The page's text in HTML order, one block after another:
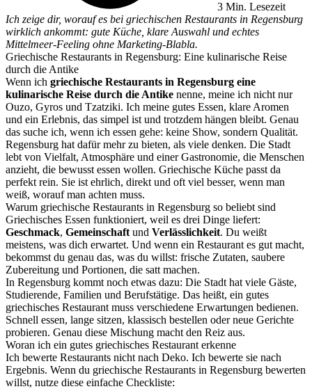
3 Min. Lesezeit
Ich zeige dir, worauf es bei griechischen Restaurants in Regensburg
wirklich ankommt: gute Küche, klare Auswahl und echtes
Mittelmeer-Feeling ohne Marketing-Blabla.
Griechische Restaurants in Regensburg: Eine kulinarische Reise
durch die Antike
Wenn ich griechische Restaurants in Regensburg eine
kulinarische Reise durch die Antike nenne, meine ich nicht nur
Ouzo, Gyros und Tzatziki. Ich meine gutes Essen, klare Aromen
und ein Erlebnis, das simpel ist und trotzdem hängen bleibt. Genau
das suche ich, wenn ich essen gehe: keine Show, sondern Qualität.
Regensburg hat dafür mehr zu bieten, als viele denken. Die Stadt
lebt von Vielfalt, Atmosphäre und einer Gastronomie, die Menschen
anzieht, die bewusst essen wollen. Griechische Küche passt da
perfekt rein. Sie ist ehrlich, direkt und oft viel besser, wenn man
weiß, worauf man achten muss.
Warum griechische Restaurants in Regensburg so beliebt sind
Griechisches Essen funktioniert, weil es drei Dinge liefert:
Geschmack, Gemeinschaft und Verlässlichkeit. Du weißt
meistens, was dich erwartet. Und wenn ein Restaurant es gut macht,
bekommst du genau das, was du willst: frische Zutaten, saubere
Zubereitung und Portionen, die satt machen.
In Regensburg kommt noch etwas dazu: Die Stadt hat viele Gäste,
Studierende, Familien und Berufstätige. Das heißt, ein gutes
griechisches Restaurant muss verschiedene Erwartungen bedienen.
Schnell essen, lange sitzen, klassisch bestellen oder neue Gerichte
probieren. Genau diese Mischung macht den Reiz aus.
Woran ich ein gutes griechisches Restaurant erkenne
Ich bewerte Restaurants nicht nach Deko. Ich bewerte sie nach
Ergebnis. Wenn du griechische Restaurants in Regensburg bewerten
willst, nutze diese einfache Checkliste: